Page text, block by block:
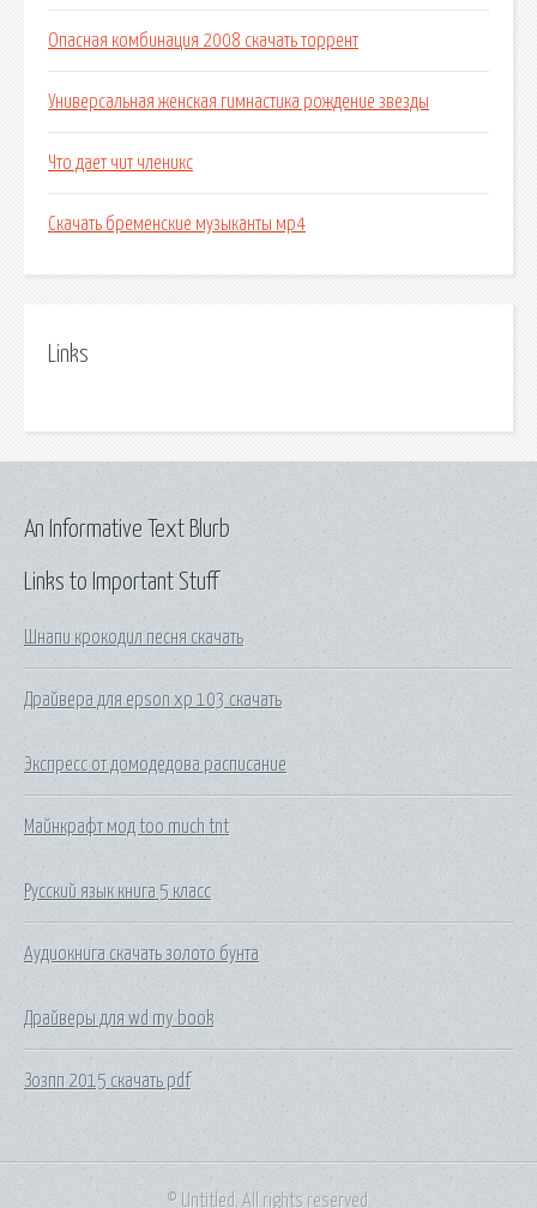
Опасная комбинация 2008 скачать торрент
Универсальная женская гимнастика рождение звезды
Что дает чит членикс
Скачать бременские музыканты мр4
Links
Links to Important Stuff
Шнапи крокодил песня скачать
Драйвера для epson xp 103 скачать
Экспресс от домодедова расписание
Майнкрафт мод too much tnt
Русский язык книга 5 класс
Аудиокнига скачать золото бунта
Драйверы для wd my book
Зозпп 2015 скачать pdf
An Informative Text Blurb
© Untitled. All rights reserved.